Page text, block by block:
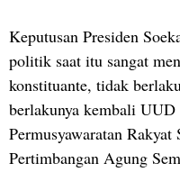
Keputusan Presiden
politik saat itu sangat
konstituante, tidak
berlakunya kembali
Permusyawaratan
Pertimbangan Agung